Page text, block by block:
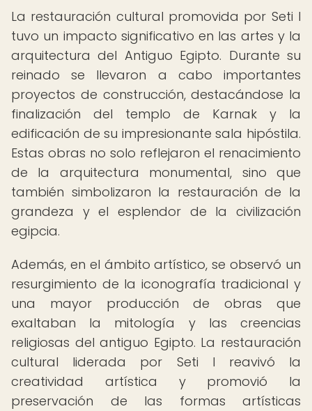
La restauración cultural promovida por Seti I
tuvo un impacto significativo en las artes y la
arquitectura del Antiguo Egipto. Durante su
reinado se llevaron a cabo importantes
proyectos de construcción, destacándose la
finalización del templo de Karnak y la
edificación de su impresionante sala hipóstila.
Estas obras no solo reflejaron el renacimiento
de la arquitectura monumental, sino que
también simbolizaron la restauración de la
grandeza y el esplendor de la civilización
egipcia.
Además, en el ámbito artístico, se observó un
resurgimiento de la iconografía tradicional y
una mayor producción de obras que
exaltaban la mitología y las creencias
religiosas del antiguo Egipto. La restauración
cultural liderada por Seti I reavivó la
creatividad artística y promovió la
preservación de las formas artísticas